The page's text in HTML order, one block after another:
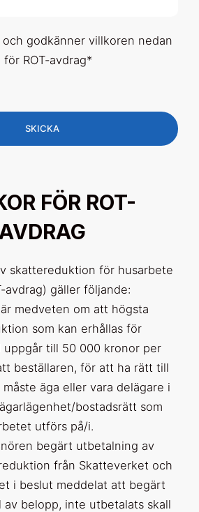
och godkänner villkoren nedan
för ROT-avdrag*
FÖR ROT-
skattereduktion för husarbete
avdrag) gäller följande:
medveten om att högsta
som kan erhållas för
uppgår till 50 000 kronor per
beställaren, för att ha rätt till
äga eller vara delägare i
bostadsrätt som
utförs på/i.
begärt utbetalning av
från Skatteverket och
i beslut meddelat att begärt
av belopp, inte utbetalats skall